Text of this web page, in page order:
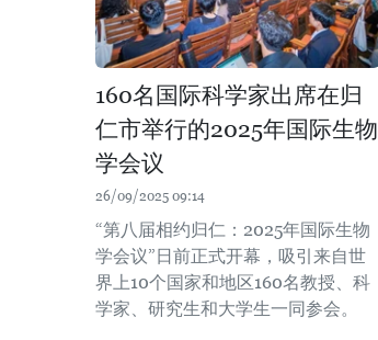
160名国际科学家出席在归
仁市举行的2025年国际生物
学会议
26/09/2025 09:14
“第八届相约归仁：2025年国际生物
学会议”日前正式开幕，吸引来自世
界上10个国家和地区160名教授、科
学家、研究生和大学生一同参会。